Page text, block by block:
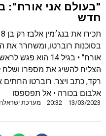
"בעולם אני אורח":
חדש
בסוכנות רוברטו, ומשחרר את
אורח" • בגיל 14
הצליח להשיג את מספרו
רקד, כתב ויצר. רוברטו
אלבום בכורה • אל תפספסו
13/03/2023
20:32 מערכת ישראלה